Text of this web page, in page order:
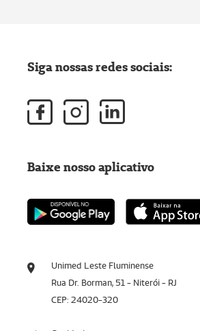
Unimed Leste Fluminense
Rua Dr. Borman, 51 - Niterói - RJ
CEP: 24020-320
Siga nossas redes sociais:
Baixe nosso aplicativo